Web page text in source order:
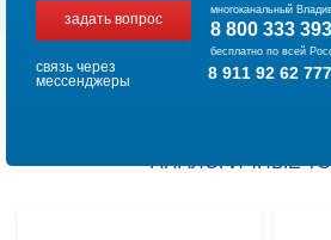
задать вопрос
многоканальный
8 800 333
бесплатно по всей
связь через
мессенджеры
8 911 92 62 777
АНАЛОГИЧНЫЕ